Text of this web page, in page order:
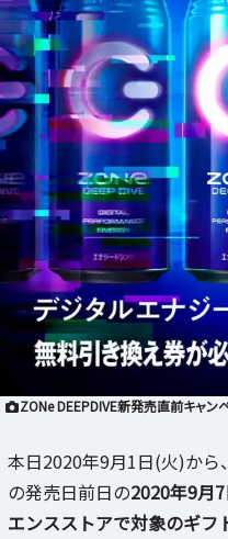
ZONe DEEPDIVE新発売直前キャン
本日2020年9月1日(火)から
の発売日前日の2020年9月
エンスストアで対象のギフ